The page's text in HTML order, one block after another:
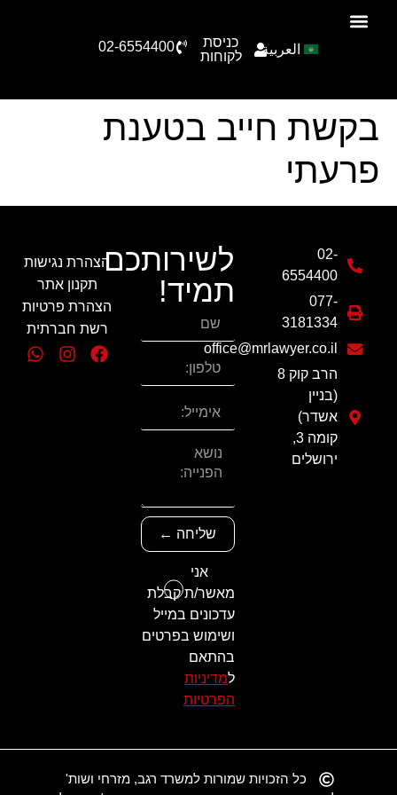
العربية
כניסת
לקוחות
02-6554400
בקשת חייב בטענת
פרעתי
לשירותכם
תמיד!
אני
מאשר/ת קבלת
עדכונים במייל
ושימוש בפרטים
בהתאם
למדיניות
הפרטיות
שליחה ←
הצהרת נגישות
תקנון אתר
הצהרת פרטיות
רשת חברתית
02-
6554400
077-
3181334
office@mrlawyer.co.il
הרב קוק 8
(בניין
אשדר)
קומה 3,
ירושלים
כל הזכויות שמורות למשרד רגב, מזרחי ושות'